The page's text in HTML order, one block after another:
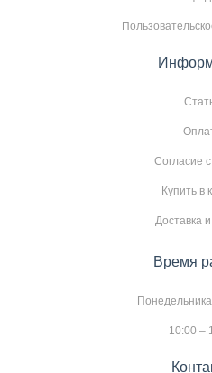
Согласие
Купить в
Доставка
Время
10:00 –